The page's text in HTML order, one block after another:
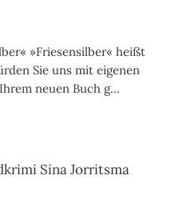
»Friesensilber« heißt
Sie uns mit eigenen
neuen Buch g...